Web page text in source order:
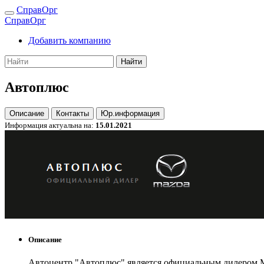
СправОрг
СправОрг
Добавить компанию
Найти
Автоплюс
Описание Контакты
Юр.информация
Информация актуальна на: 15.01.2021
Описание